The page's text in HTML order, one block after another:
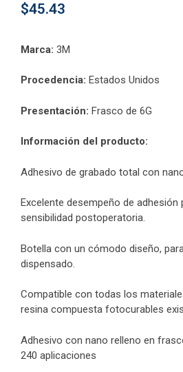
$45.43
Marca: 3M
Procedencia: Estados Unidos
Presentación: Frasco de 6G
Información del producto:
Adhesivo de grabado total con
Excelente desempeño de adhesión
sensibilidad postoperatoria.
Botella con un cómodo diseño,
dispensado.
Compatible con todas los
resina compuesta fotocurables
Adhesivo con nano relleno en
240 aplicaciones